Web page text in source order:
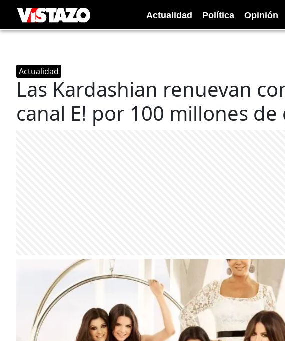
Actualidad Política Opinión
Actualidad
Las Kardashian renuevan
canal E! por 100 millones de